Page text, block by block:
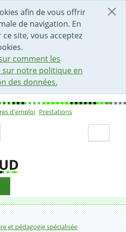
afin de vous offrir
de navigation. En
site, vous acceptez
comment les
sur notre politique en
des données.
LA PAGE
d'emploi Prestations
et pédagogie spécialisée